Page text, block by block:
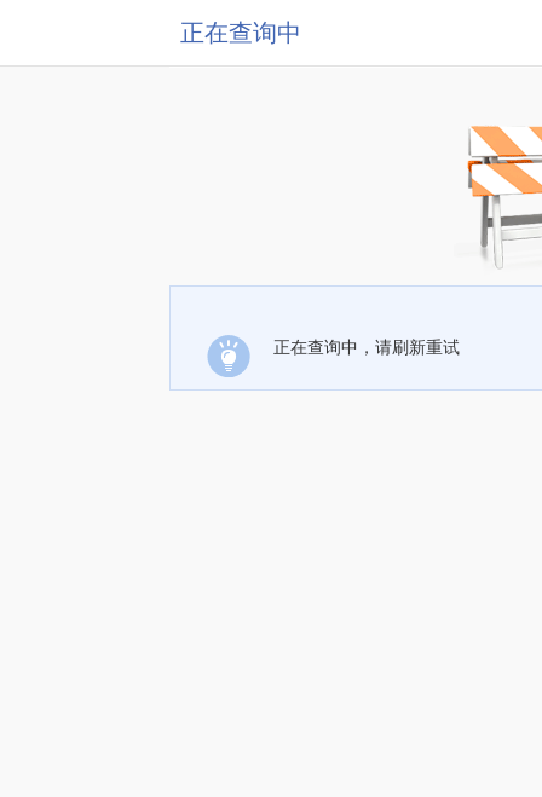
正在查询中
正在查询中，请刷新重试